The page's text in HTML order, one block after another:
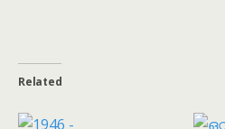
Related